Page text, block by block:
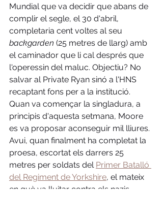
Mundial que va decidir que abans de
complir el segle, el 30 d'abril,
completaria cent voltes al seu
backgarden (25 metres de llarg) amb
el caminador que li cal després que
l'operessin del maluc. Objectiu? No
salvar al Private Ryan sinó a l'HNS
recaptant fons per a la institució.
Quan va començar la singladura, a
principis d'aquesta setmana, Moore
es va proposar aconseguir mil lliures.
Avui, quan finalment ha completat la
proesa, escortat els darrers 25
metres per soldats del Primer Batalló
del Regiment de Yorkshire, el mateix
en què va lluitar contra els nazis,